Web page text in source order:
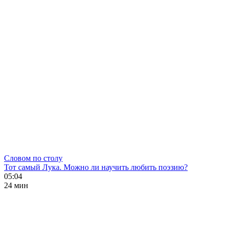
Словом по столу
Тот самый Лука. Можно ли научить любить поэзию?
05:04
24 мин